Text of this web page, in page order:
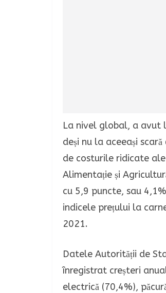
La nivel global, a avut
deși nu la aceeași
de costurile ridicate
Alimentație și
cu 5,9 puncte, sau
indicele prețului la
2021.
Datele Autorității de
înregistrat creșteri
electrică (70,4%),